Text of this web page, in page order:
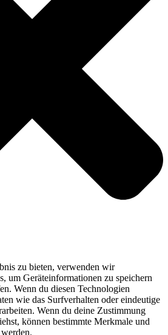
zu bieten, verwenden wir
um Geräteinformationen zu speichern
Wenn du diesen Technologien
wie das Surfverhalten oder eindeutige
Wenn du deine Zustimmung
können bestimmte Merkmale und